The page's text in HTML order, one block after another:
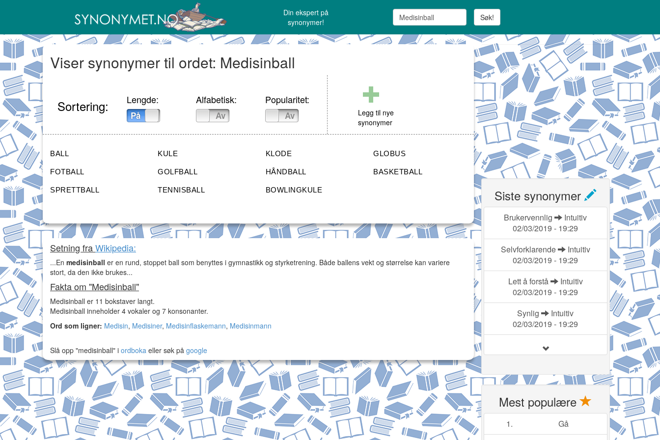
Din ekspert på
synonymer!
Søk!
Viser synonymer til ordet: Medisinball
Sortering: Lengde:
På
Alfabetisk:
Av
Popularitet:
Av
Legg til nye
synonymer
BALL KULE KLODE GLOBUS
FOTBALL GOLFBALL HÅNDBALL BASKETBALL
SPRETTBALL TENNISBALL BOWLINGKULE
Setning fraWikipedia:
...En medisinball er en rund, stoppet ball som benyttes i gymnastikk og styrketrening. Både ballens vekt og størrelse kan variere
stort, da den ikke brukes...
Fakta om "Medisinball"
Medisinball er 11 bokstaver langt.
Medisinball inneholder 4 vokaler og 7 konsonanter.
Ord som ligner: Medisin, Medisiner, Medisinflaskemann, Medisinmann
Slå opp "medisinball" i ordboka eller søk på google
Siste synonymer
Brukervennlig
Intuitiv
02/03/2019 - 19:29
Selvforklarende
Intuitiv
02/03/2019 - 19:29
Lett å forstå
Intuitiv
02/03/2019 - 19:29
Synlig
Intuitiv
02/03/2019 - 19:29
Mest populære
1.
Gå